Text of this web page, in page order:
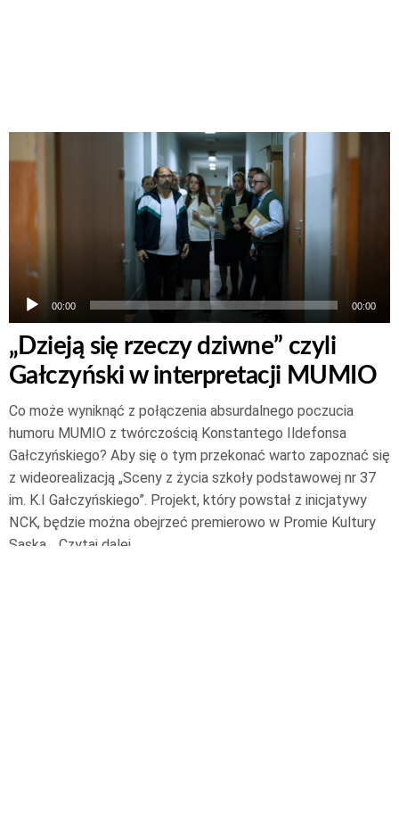
dźwiękowych
00:00 00:00
„Dzieją się rzeczy dziwne” czyli
Gałczyński w interpretacji MUMIO
Co może wyniknąć z połączenia absurdalnego poczucia
humoru MUMIO z twórczością Konstantego Ildefonsa
Gałczyńskiego? Aby się o tym przekonać warto zapoznać się
z wideorealizacją „Sceny z życia szkoły podstawowej nr 37
im. K.I Gałczyńskiego”. Projekt, który powstał z inicjatywy
NCK, będzie można obejrzeć premierowo w Promie Kultury
Saska… Czytaj dalej